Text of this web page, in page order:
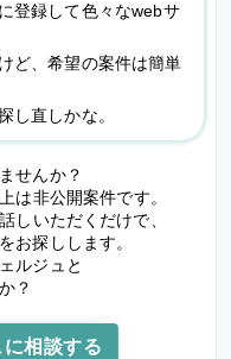
登録して色々なwebサ
ど、希望の案件は簡単
し直しかな。
せんか？
は非公開案件です。
しいただくだけで、
お探しします。
ルジュと
？
相談する